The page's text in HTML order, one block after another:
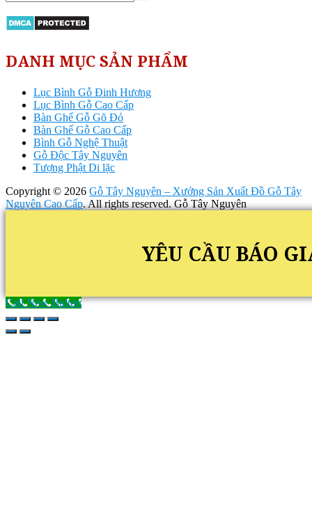
DANH MỤC SẢN PHẨM
Lục Bình Gỗ Đinh Hương
Lục Bình Gỗ Cao Cấp
Bàn Ghế Gỗ Gõ Đỏ
Bàn Ghế Gỗ Cao Cấp
Bình Gỗ Nghệ Thuật
Gỗ Độc Tây Nguyên
Tượng Phật Di lặc
Copyright © 2026 Gỗ Tây Nguyên – Xưởng Sản Xuất Đồ Gỗ Tây
Nguyên Cao Cấp. All rights reserved. Gỗ Tây Nguyên
YÊU CẦU BÁO
Call Now Button